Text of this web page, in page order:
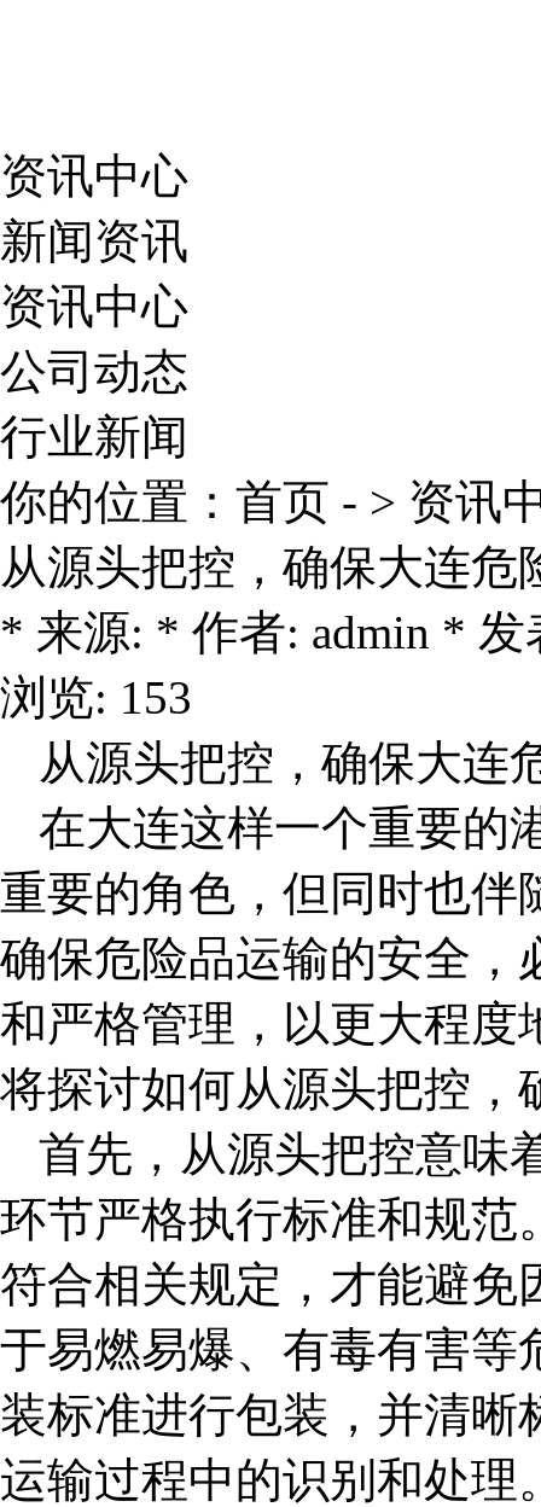
资讯中心
新闻资讯
资讯中心
公司动态
行业新闻
你的位置： 首页 - > 资讯
从源头把控，确保大连危
* 来源: * 作者: admin * 发
浏览: 153
从源头把控，确保大连
在大连这样一个重要的
重要的角色，但同时也伴
确保危险品运输的安全，
和严格管理，以更大程度
将探讨如何从源头把控，
首先，从源头把控意味
环节严格执行标准和规范
符合相关规定，才能避免
于易燃易爆、有毒有害等
装标准进行包装，并清晰
运输过程中的识别和处理